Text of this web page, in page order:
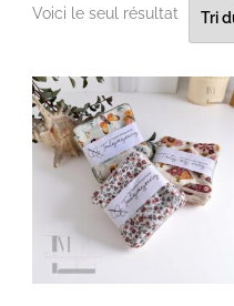
Voici le seul résultat